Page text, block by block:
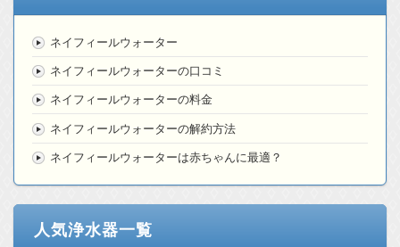
ネイフィールウォーター
ネイフィールウォーターの口コミ
ネイフィールウォーターの料金
ネイフィールウォーターの解約方法
ネイフィールウォーターは赤ちゃんに最適？
人気浄水器一覧